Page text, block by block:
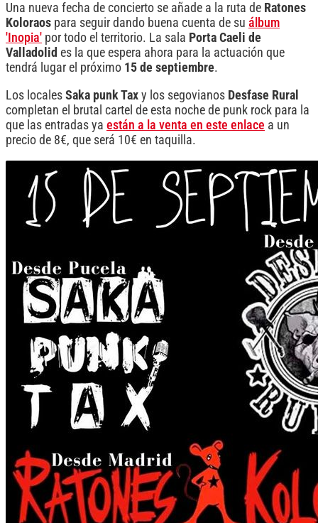
Una nueva fecha de concierto se añade a la ruta de Ratones
Koloraos para seguir dando buena cuenta de su álbum
'Inopia' por todo el territorio. La sala Porta Caeli de
Valladolid es la que espera ahora para la actuación que
tendrá lugar el próximo 15 de septiembre.
Los locales Saka punk Tax y los segovianos Desfase Rural
completan el brutal cartel de esta noche de punk rock para la
que las entradas ya están a la venta en este enlace a un
precio de 8€, que será 10€ en taquilla.